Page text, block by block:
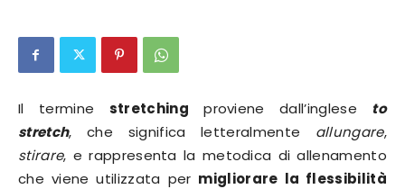
Il termine stretching proviene dall’inglese to
stretch, che significa letteralmente allungare,
stirare, e rappresenta la metodica di allenamento
che viene utilizzata per migliorare la flessibilità